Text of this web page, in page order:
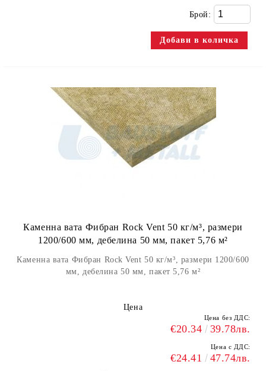
Брой:
Каменна вата Фибран Rock Vent 50 кг/м³, размери
1200/600 мм, дебелина 50 мм, пакет 5,76 м²
Каменна вата Фибран Rock Vent 50 кг/м³, размери 1200/600
мм, дебелина 50 мм, пакет 5,76 м²
Цена
Цена без ДДС:
€20.34 39.78лв.
Цена с ДДС:
€24.41 47.74лв.